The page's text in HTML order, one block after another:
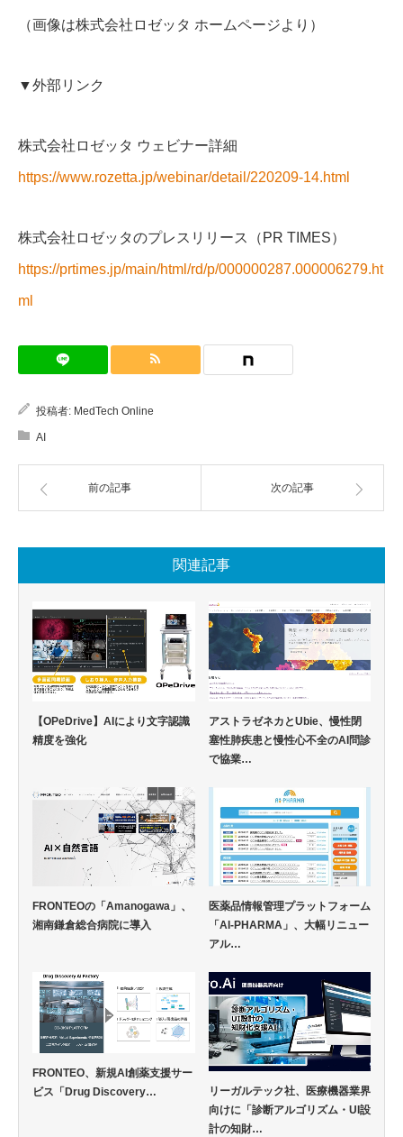
（画像は株式会社ロゼッタ ホームページより）
▼外部リンク
株式会社ロゼッタ ウェビナー詳細
https://www.rozetta.jp/webinar/detail/220209-14.html
株式会社ロゼッタのプレスリリース（PR TIMES）
https://prtimes.jp/main/html/rd/p/000000287.000006279.ht
ml
投稿者: MedTech Online
AI
前の記事 次の記事
関連記事
【OPeDrive】AIにより文字認識
精度を強化
アストラゼネカとUbie、慢性閉
塞性肺疾患と慢性心不全のAI問診
で協業…
FRONTEOの「Amanogawa」、
湘南鎌倉総合病院に導入
医薬品情報管理プラットフォーム
「AI-PHARMA」、大幅リニュー
アル…
FRONTEO、新規AI創薬支援サー
ビス「Drug Discovery…
リーガルテック社、医療機器業界
向けに「診断アルゴリズム・UI設
計の知財…